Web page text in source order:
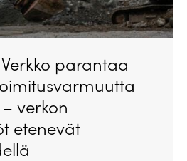
parantaa
verkon
etenevät